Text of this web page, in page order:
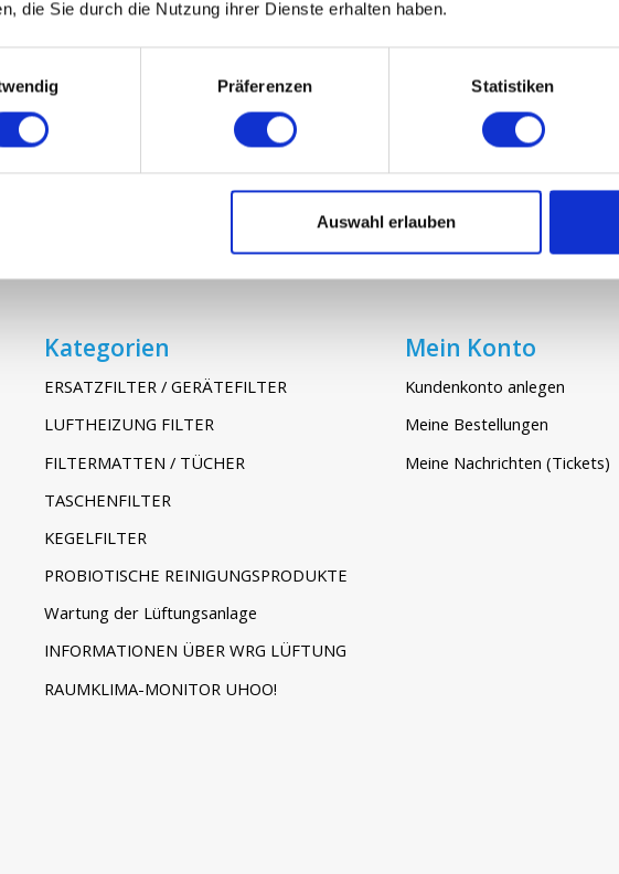
die Sie durch die Nutzung ihrer Dienste erhalten haben.
Präferenzen Statistiken
Auswahl erlauben
Kategorien
ERSATZFILTER / GERÄTEFILTER
LUFTHEIZUNG FILTER
FILTERMATTEN / TÜCHER
TASCHENFILTER
KEGELFILTER
PROBIOTISCHE REINIGUNGSPRODUKTE
Wartung der Lüftungsanlage
INFORMATIONEN ÜBER WRG LÜFTUNG
RAUMKLIMA-MONITOR UHOO!
Mein Konto
Kundenkonto anlegen
Meine Bestellungen
Meine Nachrichten (Tickets)